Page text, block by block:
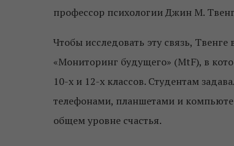
профессор психологии Джин М.
Чтобы исследовать эту связь,
«Мониторинг будущего» (MtF), в
10-х и 12-х классов. Студентам
телефонами, планшетами и
общем уровне счастья.